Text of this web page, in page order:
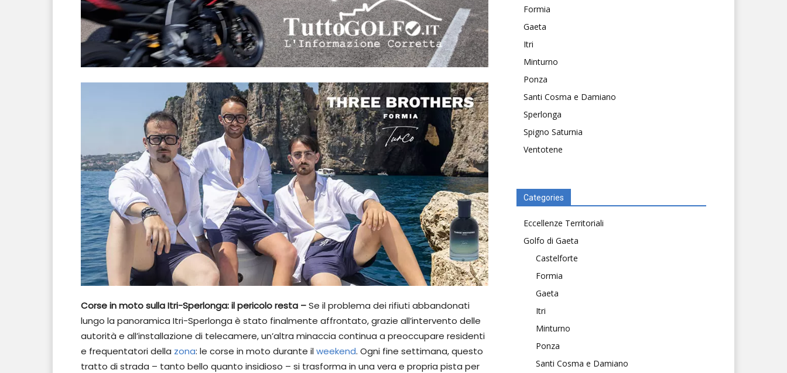
Corse in moto sulla Itri-Sperlonga: il pericolo resta –Se il problema dei rifiuti abbandonati
lungo la panoramica Itri-Sperlonga è stato finalmente affrontato, grazie all’intervento delle
autorità e all’installazione di telecamere, un’altra minaccia continua a preoccupare residenti
e frequentatori della zona: le corse in moto durante ilweekend. Ogni fine settimana, questo
tratto di strada – tanto bello quanto insidioso – si trasforma in una vera e propria pista per
Formia
Gaeta
Itri
Minturno
Ponza
Santi Cosma e Damiano
Sperlonga
Spigno Saturnia
Ventotene
Categories
Eccellenze Territoriali
Golfo di Gaeta
Castelforte
Formia
Gaeta
Itri
Minturno
Ponza
Santi Cosma e Damiano